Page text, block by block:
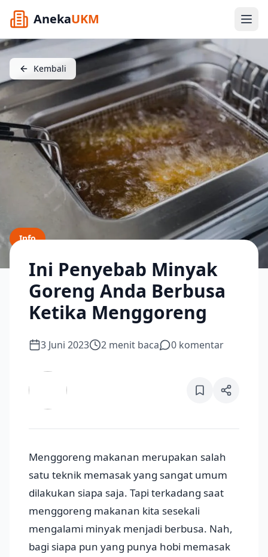
AnekaUKM
Kembali
Info
Ini Penyebab Minyak
Goreng Anda Berbusa
Ketika Menggoreng
3 Juni 2023 2 menit baca 0 komentar
Menggoreng makanan merupakan salah
satu teknik memasak yang sangat umum
dilakukan siapa saja. Tapi terkadang saat
menggoreng makanan kita sesekali
mengalami minyak menjadi berbusa. Nah,
bagi siapa pun yang punya hobi memasak